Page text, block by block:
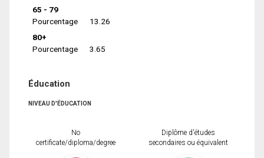
65 - 79
Pourcentage
13.26
80+
Pourcentage
3.65
Éducation
NIVEAU D'ÉDUCATION
No
certificate/diploma/degree
Diplôme d'études
secondaires ou équivalent